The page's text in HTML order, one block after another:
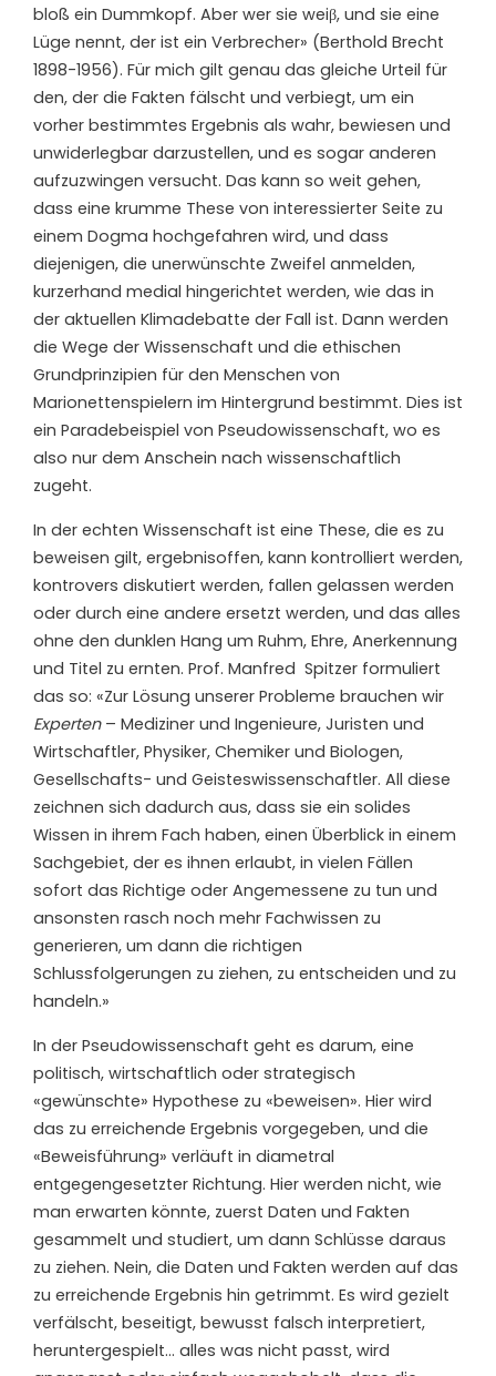
bloß ein Dummkopf. Aber wer sie weiβ, und sie eine
Lüge nennt, der ist ein Verbrecher» (Berthold Brecht
1898-1956). Für mich gilt genau das gleiche Urteil für
den, der die Fakten fälscht und verbiegt, um ein
vorher bestimmtes Ergebnis als wahr, bewiesen und
unwiderlegbar darzustellen, und es sogar anderen
aufzuzwingen versucht. Das kann so weit gehen,
dass eine krumme These von interessierter Seite zu
einem Dogma hochgefahren wird, und dass
diejenigen, die unerwünschte Zweifel anmelden,
kurzerhand medial hingerichtet werden, wie das in
der aktuellen Klimadebatte der Fall ist. Dann werden
die Wege der Wissenschaft und die ethischen
Grundprinzipien für den Menschen von
Marionettenspielern im Hintergrund bestimmt. Dies ist
ein Paradebeispiel von Pseudowissenschaft, wo es
also nur dem Anschein nach wissenschaftlich
zugeht.
In der echten Wissenschaft ist eine These, die es zu
beweisen gilt, ergebnisoffen, kann kontrolliert werden,
kontrovers diskutiert werden, fallen gelassen werden
oder durch eine andere ersetzt werden, und das alles
ohne den dunklen Hang um Ruhm, Ehre, Anerkennung
und Titel zu ernten. Prof. Manfred Spitzer formuliert
das so: «Zur Lösung unserer Probleme brauchen wir
Experten– Mediziner und Ingenieure, Juristen und
Wirtschaftler, Physiker, Chemiker und Biologen,
Gesellschafts- und Geisteswissenschaftler. All diese
zeichnen sich dadurch aus, dass sie ein solides
Wissen in ihrem Fach haben, einen Überblick in einem
Sachgebiet, der es ihnen erlaubt, in vielen Fällen
sofort das Richtige oder Angemessene zu tun und
ansonsten rasch noch mehr Fachwissen zu
generieren, um dann die richtigen
Schlussfolgerungen zu ziehen, zu entscheiden und zu
handeln.»
In der Pseudowissenschaft geht es darum, eine
politisch, wirtschaftlich oder strategisch
«gewünschte» Hypothese zu «beweisen». Hier wird
das zu erreichende Ergebnis vorgegeben, und die
«Beweisführung» verläuft in diametral
entgegengesetzter Richtung. Hier werden nicht, wie
man erwarten könnte, zuerst Daten und Fakten
gesammelt und studiert, um dann Schlüsse daraus
zu ziehen. Nein, die Daten und Fakten werden auf das
zu erreichende Ergebnis hin getrimmt. Es wird gezielt
verfälscht, beseitigt, bewusst falsch interpretiert,
heruntergespielt… alles was nicht passt, wird